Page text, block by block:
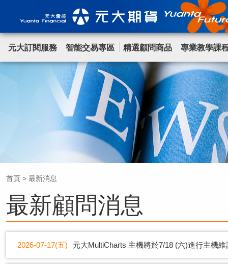
元大訂閱服務 智能交易專區 精選顧問商品 專業教學課
首頁 > 最新消息
最新顧問消息
2026-07-17(五) 元大MultiCharts 主機將於7/18 (六)進行主機